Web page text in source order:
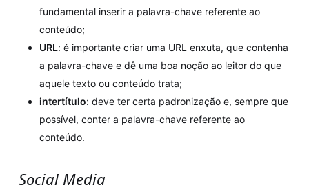
fundamental inserir a palavra-chave referente ao
conteúdo;
URL: é importante criar uma URL enxuta, que contenha
a palavra-chave e dê uma boa noção ao leitor do que
aquele texto ou conteúdo trata;
intertítulo: deve ter certa padronização e, sempre que
possível, conter a palavra-chave referente ao
conteúdo.
Social Media